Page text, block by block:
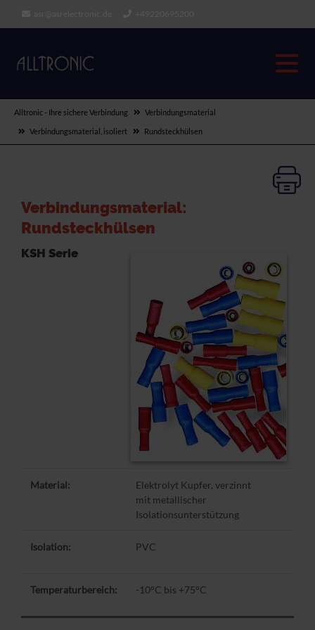
Alltronic - Ihre sichere Verbindung Verbindungsmaterial
Verbindungsmaterial, isoliert Rundsteckhülsen
Verbindungsmaterial:
Rundsteckhülsen
KSH Serie
Material:
Elektrolyt Kupfer, verzinnt
mit metallischer
Isolationsunterstützung
Isolation: PVC
Temperaturbereich: -10°C bis +75°C